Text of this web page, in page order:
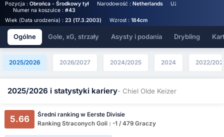
Pozycja : Obrońca - Środkowy tył Narodowość : Netherlands Używana noga :
Numer na koszulce : #43
Wiek (Data urodzenia) : 23 (17.3.2003) Wzrost : 184cm
Ogólne Gole, xG, strzały Asysty i podania Drybling
2025/2026 2026/2027 2024/2025 2024 2022/
2025/2026 i statystyki kariery- Chiel Olde Keizer
5.66
Średni ranking w Eerste Divisie
Ranking Straconych Goli : -1 / 479 Graczy